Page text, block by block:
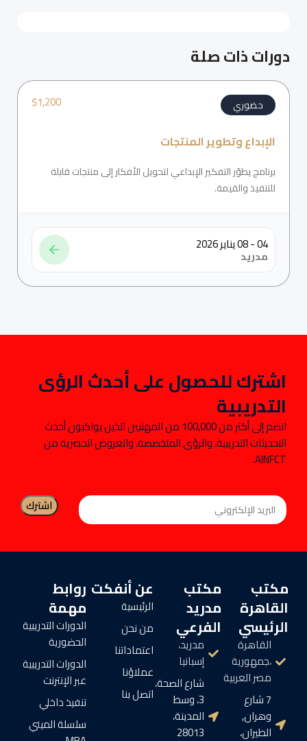
دورات ذات صلة
$1,200 حضوري
الإبداع وتطوير المنتجات
برنامج يطوّر التفكير الإبداعي لتحويل الأفكار إلى منتجات قابلة
للتنفيذ والقيمة.
04 - 08 يناير 2026
مدريد
اشترك للحصول على أحدث الرؤى
التدريبية
انضم إلى أكثر من 100,000 من المهنيين الذين يواكبون أحدث
التحديثات التدريبية، والرؤى المتخصصة، والعروض الحصرية من
AINFCT.
مكتب
القاهرة
الرئيسي
القاهرة
،جمهورية
مصر العربية
7 شارع
وهران,
الطيران،
مكتب
مدريد
الفرعي
مدريد،
إسبانيا
شارع الصحة،
3، وسط
المدينة،
28013
عن أنفكت
الرئيسية
من نحن
اعتماداتنا
عملاؤنا
اتصل بنا
روابط
مهمة
الدورات التدريبية
الحضورية
الدورات التدريبية
عبر الإنترنت
تنفيذ داخلي
سلسلة الميني